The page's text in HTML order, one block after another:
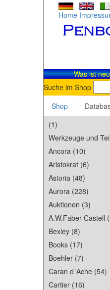
Home
Was ist neu
Suche im Shop
Shop
(1)
Werkzeuge und
Ancora (10)
Aristokrat (6)
Astoria (48)
Aurora (228)
Auktionen (3)
A.W.Faber Castell
Bexley (8)
Books (17)
Boehler (7)
Caran d´Ache (54)
Cartier (16)